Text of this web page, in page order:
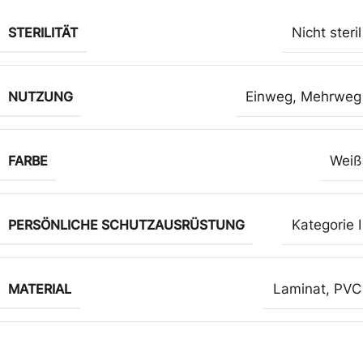
STERILITÄT Nicht steril
NUTZUNG Einweg, Mehrweg
FARBE Weiß
PERSÖNLICHE SCHUTZAUSRÜSTUNG Kategorie I
MATERIAL Laminat, PVC